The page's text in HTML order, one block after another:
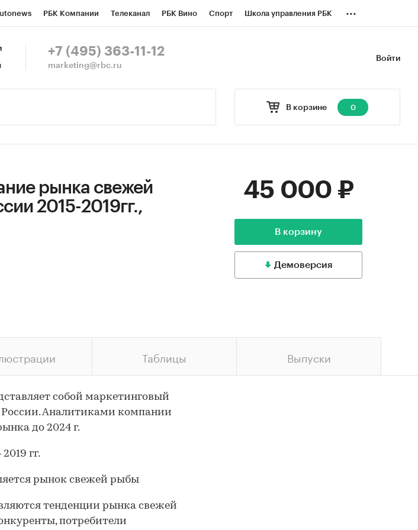
РБК Компании Телеканал РБК Вино Спорт Школа управления РБК
СПб Спецпроекты
...
Войти
+7 (495) 363-11-12
marketing@rbc.ru
В корзине 0
рынка свежей
2015-2019гг.,
45 000 ₽
В корзину
Демоверсия
Таблицы Выпуски
собой маркетинговый
Аналитиками компании
до 2024 г.
2019 гг.
рынок свежей рыбы
тенденции рынка свежей
потребители